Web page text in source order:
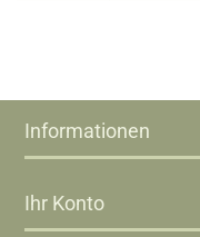
Informationen
Ihr Konto